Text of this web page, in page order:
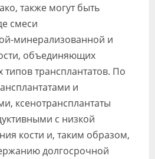
также могут быть
смеси
минерализованной и
объединяющих
типов трансплантатов. По
и
ксенотрансплантаты
с низкой
кости и, таким образом,
долгосрочной